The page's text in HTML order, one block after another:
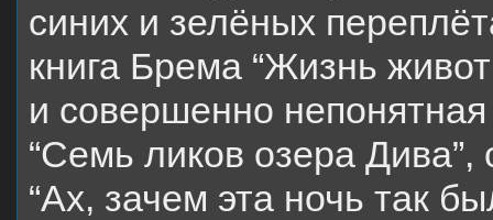
синих и зелёных
книга Брема “Жизнь
и совершенно
“Семь ликов озера
“Ах, зачем эта ночь так